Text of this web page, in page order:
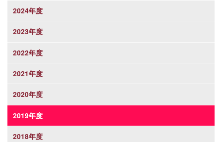
2024年度
2023年度
2022年度
2021年度
2020年度
2019年度
2018年度